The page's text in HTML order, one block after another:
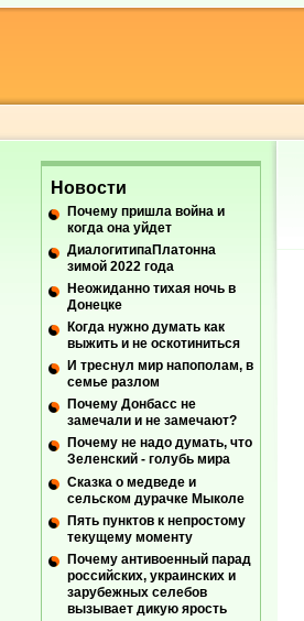
Новости
Почему пришла война и
когда она уйдет
ДиалогитипаПлатонна
зимой 2022 года
Неожиданно тихая ночь в
Донецке
Когда нужно думать как
выжить и не оскотиниться
И треснул мир напополам, в
семье разлом
Почему Донбасс не
замечали и не замечают?
Почему не надо думать, что
Зеленский - голубь мира
Сказка о медведе и
сельском дурачке Мыколе
Пять пунктов к непростому
текущему моменту
Почему антивоенный парад
российских, украинских и
зарубежных селебов
вызывает дикую ярость